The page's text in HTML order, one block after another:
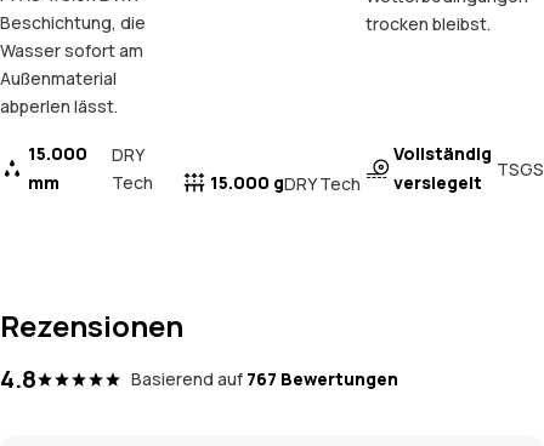
Beschichtung, die
Wasser sofort am
Außenmaterial
abperlen lässt.
15.000
mm
DRY
Tech
15.000 gDRY Tech
trocken bleibst.
Vollständig
versiegelt
TSGS
Rezensionen
4.8 Basierend auf 767 Bewertungen